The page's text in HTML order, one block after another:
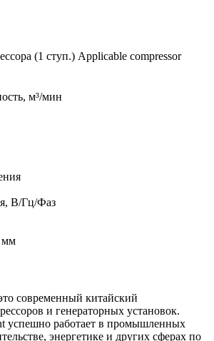
(1 ступ.) Applicable compressor
м³/мин
В/Гц/Фаз
мм
современный китайский
и генераторных установок.
успешно работает в промышленных
энергетике и других сферах по